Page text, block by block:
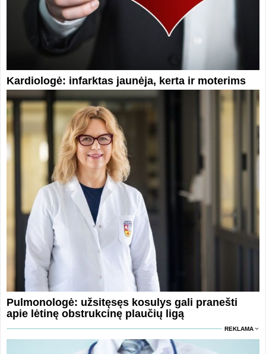
Kardiologė: infarktas jaunėja, kerta ir moterims
Pulmonologė: užsitęsęs kosulys gali pranešti
apie lėtinę obstrukcinę plaučių ligą
REKLAMA